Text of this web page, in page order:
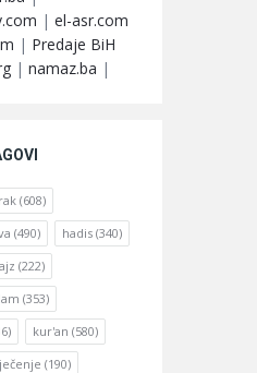
| el-asr.com
| Predaje BiH
| namaz.ba |
(608)
(490) hadis (340)
(222)
(353)
kur'an (580)
(190)